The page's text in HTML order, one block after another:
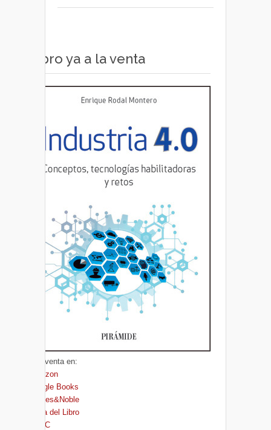
Libro ya a la venta
A la venta en:
Amazon
Google Books
Barnes&Noble
Casa del Libro
FNAC